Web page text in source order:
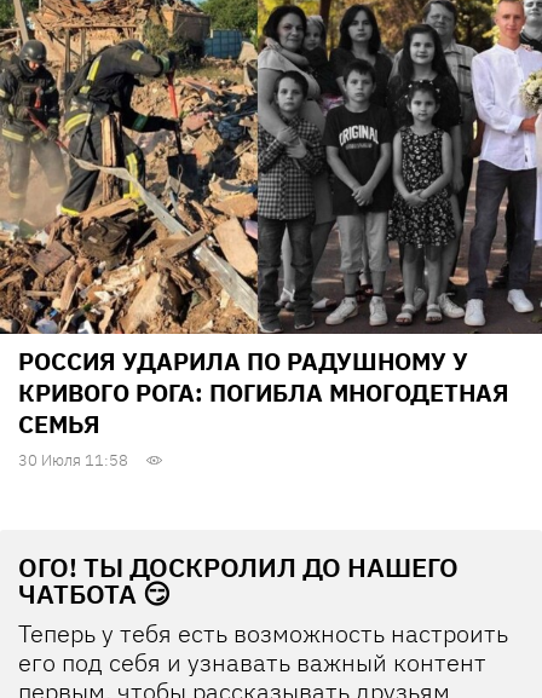
РОССИЯ УДАРИЛА ПО РАДУШНОМУ У
КРИВОГО РОГА: ПОГИБЛА МНОГОДЕТНАЯ
СЕМЬЯ
30 Июля 11:58
ОГО! ТЫ ДОСКРОЛИЛ ДО НАШЕГО
ЧАТБОТА 😏
Теперь у тебя есть возможность настроить
его под себя и узнавать важный контент
первым, чтобы рассказывать друзьям